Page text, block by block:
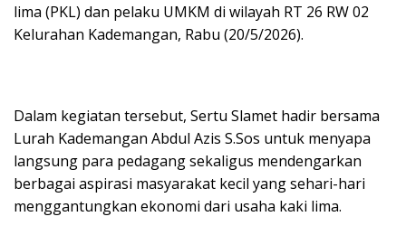
lima (PKL) dan pelaku UMKM di wilayah RT 26 RW 02
Kelurahan Kademangan, Rabu (20/5/2026).
Dalam kegiatan tersebut, Sertu Slamet hadir bersama
Lurah Kademangan Abdul Azis S.Sos untuk menyapa
langsung para pedagang sekaligus mendengarkan
berbagai aspirasi masyarakat kecil yang sehari-hari
menggantungkan ekonomi dari usaha kaki lima.